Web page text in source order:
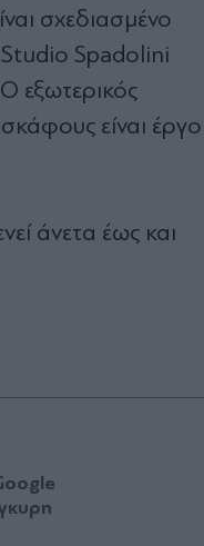
σχεδιασμένο
Studio Spadolini
εξωτερικός
είναι έργο
άνετα έως και